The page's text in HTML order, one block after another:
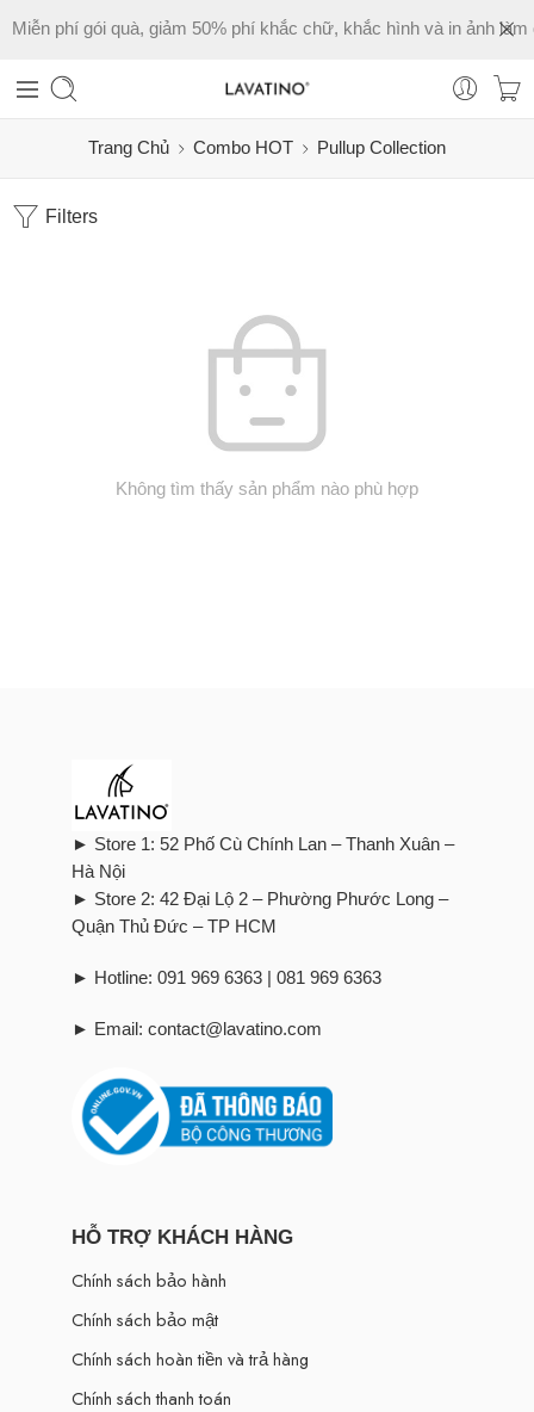
Miễn phí gói quà, giảm 50% phí khắc chữ, khắc hình và in ảnh làm
Trang Chủ Combo HOT Pullup Collection
Filters
Không tìm thấy sản phẩm nào phù hợp
► Store 1: 52 Phố Cù Chính Lan – Thanh Xuân –
Hà Nội
► Store 2: 42 Đại Lộ 2 – Phường Phước Long –
Quận Thủ Đức – TP HCM
► Hotline: 091 969 6363 | 081 969 6363
► Email: contact@lavatino.com
HỖ TRỢ KHÁCH HÀNG
Chính sách bảo hành
Chính sách bảo mật
Chính sách hoàn tiền và trả hàng
Chính sách thanh toán